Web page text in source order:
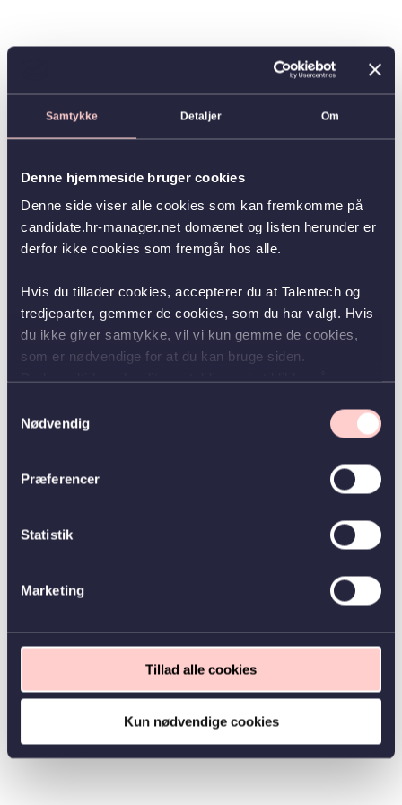
Samtykke Detaljer Om
Denne hjemmeside bruger cookies
Denne side viser alle cookies som kan fremkomme på
candidate.hr-manager.net domænet og listen herunder er
derfor ikke cookies som fremgår hos alle.
Hvis du tillader cookies, accepterer du at Talentech og
tredjeparter, gemmer de cookies, som du har valgt. Hvis
du ikke giver samtykke, vil vi kun gemme de cookies,
som er nødvendige for at du kan bruge siden.
Nødvendig
Præferencer
Statistik
Marketing
Tillad alle cookies
Kun nødvendige cookies